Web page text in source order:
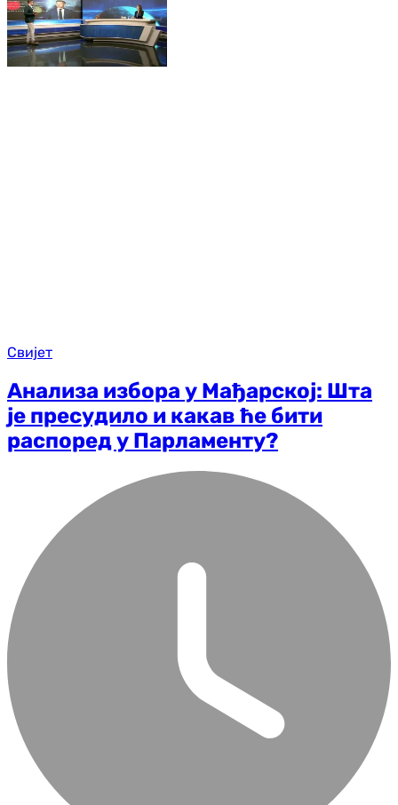
Свијет
Анализа избора у Мађарској: Шта
је пресудило и какав ће бити
распоред у Парламенту?